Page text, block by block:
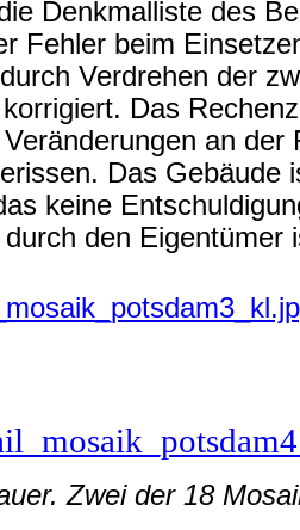
Denkmalliste des
Fehler beim
Verdrehen der
Das
an der
Das Gebäude
keine
den Eigentümer
Zwei der 18